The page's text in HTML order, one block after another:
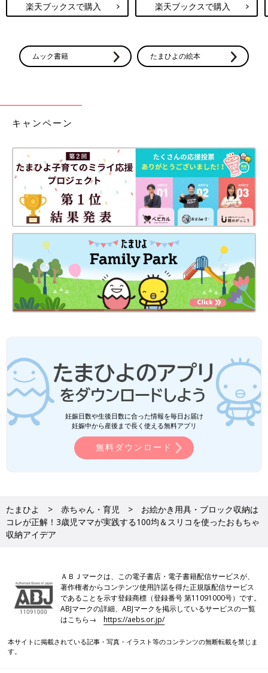
楽天ブックスで購入 楽天ブックスで購入
ムック書籍 たまひよの絵本
キャンペーン
妊娠日数や生後日数に合った情報を毎日お届け
妊娠中から産後まで長く使える無料アプリ
無料ダウンロード
たまひよ 赤ちゃん・育児
お絵かき用具・ブロック収納は
コレが正解！3歳児ママが実践する100均＆スリコを使ったおもちゃ
収納アイデア
ＡＢＪマークは、この電子書店・電子書籍配信サービスが、
著作権者からコンテンツ使用許諾を得た正規版配信サービス
であることを示す登録商標（登録番号 第11091000号）です。
ABJマークの詳細、ABJマークを掲示しているサービスの一覧
はこちら→https://aebs.or.jp/
本サイトに掲載されている記事・写真・イラスト等のコンテンツの無断転載を禁じま
す。